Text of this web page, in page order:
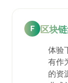
F 区块
体验
有作
的资